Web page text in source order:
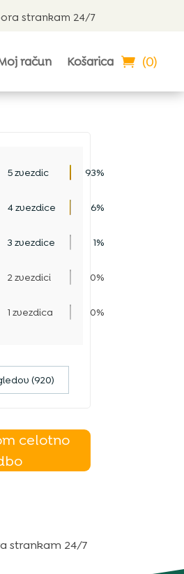
strankam 24/7
račun Košarica (0)
5 zvezdic 93%
4 zvezdice 6%
3 zvezdice 1%
2 zvezdici 0%
1 zvezdica 0%
(920)
celotno
strankam 24/7